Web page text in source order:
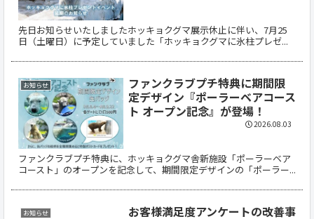
先日お知らせいたしましたホッキョクグマ展示休止に伴い、7月25
日（土曜日）に予定していました「ホッキョクグマに氷柱プレゼ...
お知らせ
ファンクラブプチ特典に期間限
定デザイン『ポーラーベアコース
ト オープン記念』が登場！
ファンクラブプチ特典に、ホッキョクグマ舎新施設「ポーラーベア
コースト」のオープンを記念して、期間限定デザインの「ポーラー...
2026.08.03
お知らせ
お客様満足度アンケートの改善事